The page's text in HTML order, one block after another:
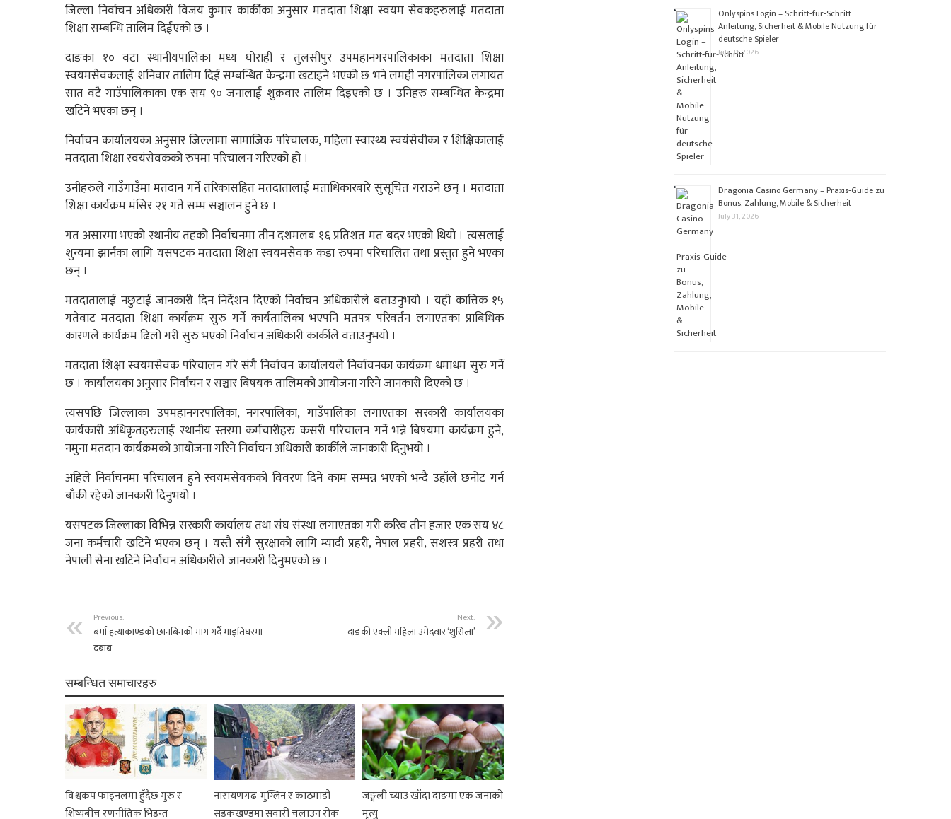
जिल्ला निर्वाचन अधिकारी विजय कुमार कार्कीका अनुसार मतदाता शिक्षा स्वयम सेवकहरुलाई मतदाता
शिक्षा सम्बन्धि तालिम दिईएको छ ।
दाङका १० वटा स्थानीयपालिका मध्य घोराही र तुलसीपुर उपमहानगरपालिकाका मतदाता शिक्षा
स्वयमसेवकलाई शनिवार तालिम दिई सम्बन्धित केन्द्रमा खटाइने भएको छ भने लमही नगरपालिका लगायत
सात वटै गाउँपालिकाका एक सय ९० जनालाई शुक्रवार तालिम दिइएको छ । उनिहरु सम्बन्धित केन्द्रमा
खटिने भएका छन् ।
निर्वाचन कार्यालयका अनुसार जिल्लामा सामाजिक परिचालक, महिला स्वास्थ्य स्वयंसेवीका र शिक्षिकालाई
मतदाता शिक्षा स्वयंसेवकको रुपमा परिचालन गरिएको हो ।
उनीहरुले गाउँगाउँमा मतदान गर्ने तरिकासहित मतदातालाई मताधिकारबारे सुसूचित गराउने छन् । मतदाता
शिक्षा कार्यक्रम मंसिर २१ गते सम्म सञ्चालन हुने छ ।
गत असारमा भएको स्थानीय तहको निर्वाचनमा तीन दशमलब १६ प्रतिशत मत बदर भएको थियो । त्यसलाई
शुन्यमा झार्नका लागि यसपटक मतदाता शिक्षा स्वयमसेवक कडा रुपमा परिचालित तथा प्रस्तुत हुने भएका
छन् ।
मतदातालाई नछुटाई जानकारी दिन निर्देशन दिएको निर्वाचन अधिकारीले बताउनुभयो । यही कात्तिक १५
गतेवाट मतदाता शिक्षा कार्यक्रम सुरु गर्ने कार्यतालिका भएपनि मतपत्र परिवर्तन लगाएतका प्राबिधिक
कारणले कार्यक्रम ढिलो गरी सुरु भएको निर्वाचन अधिकारी कार्कीले वताउनुभयो ।
मतदाता शिक्षा स्वयमसेवक परिचालन गरे संगै निर्वाचन कार्यालयले निर्वाचनका कार्यक्रम धमाधम सुरु गर्ने
छ । कार्यालयका अनुसार निर्वाचन र सञ्चार बिषयक तालिमको आयोजना गरिने जानकारी दिएको छ ।
त्यसपछि जिल्लाका उपमहानगरपालिका, नगरपालिका, गाउँपालिका लगाएतका सरकारी कार्यालयका
कार्यकारी अधिकृतहरुलाई स्थानीय स्तरमा कर्मचारीहरु कसरी परिचालन गर्ने भन्ने बिषयमा कार्यक्रम हुने,
नमुना मतदान कार्यक्रमको आयोजना गरिने निर्वाचन अधिकारी कार्कीले जानकारी दिनुभयो ।
अहिले निर्वाचनमा परिचालन हुने स्वयमसेवकको विवरण दिने काम सम्पन्न भएको भन्दै उहाँले छनोट गर्न
बाँकी रहेको जानकारी दिनुभयो ।
यसपटक जिल्लाका विभिन्न सरकारी कार्यालय तथा संघ संस्था लगाएतका गरी करिव तीन हजार एक सय ४८
जना कर्मचारी खटिने भएका छन् । यस्तै संगै सुरक्षाको लागि म्यादी प्रहरी, नेपाल प्रहरी, सशस्त्र प्रहरी तथा
नेपाली सेना खटिने निर्वाचन अधिकारीले जानकारी दिनुभएको छ ।
Previous:
बर्मा हत्याकाण्डको छानबिनको माग गर्दै माइतिघरमा
दबाब
Next:
दाङकी एक्ली महिला उमेदवार ‘शुसिला’
सम्बन्धित समाचारहरु
विश्वकप फाइनलमा हुँदैछ गुरु र
शिष्यबीच रणनीतिक भिडन्त
नारायणगढ-मुग्लिन र काठमाडौं
सडकखण्डमा सवारी चलाउन रोक
जङ्गली च्याउ खाँदा दाङमा एक जनाको
मृत्यु
Onlyspins Login – Schritt‑für‑Schritt
Anleitung, Sicherheit & Mobile Nutzung für
deutsche Spieler
July 31, 2026
Dragonia Casino Germany – Praxis‑Guide zu
Bonus, Zahlung, Mobile & Sicherheit
July 31, 2026